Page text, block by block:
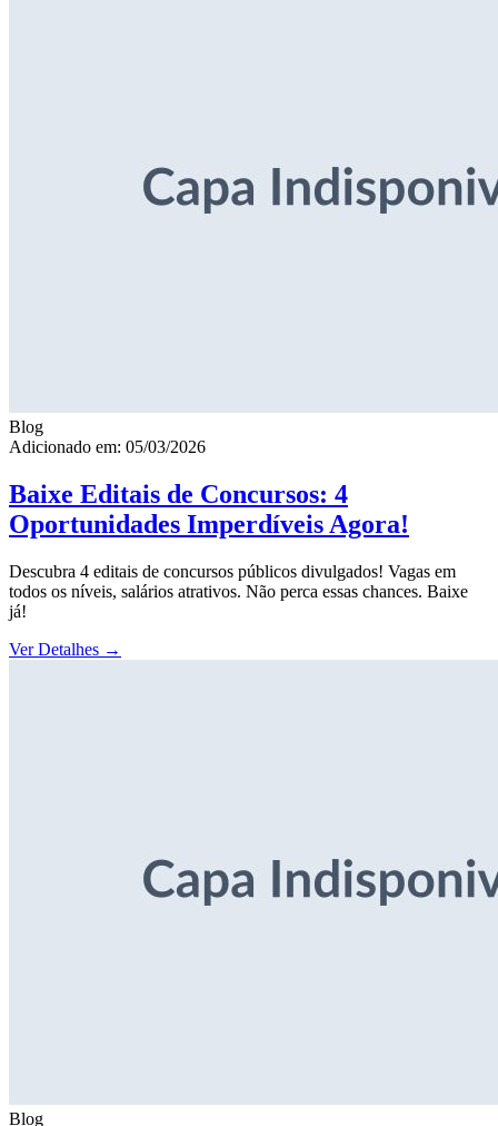
Blog
Adicionado em: 05/03/2026
Baixe Editais de Concursos: 4
Oportunidades Imperdíveis Agora!
Descubra 4 editais de concursos públicos divulgados! Vagas em
todos os níveis, salários atrativos. Não perca essas chances. Baixe
já!
Ver Detalhes →
Blog